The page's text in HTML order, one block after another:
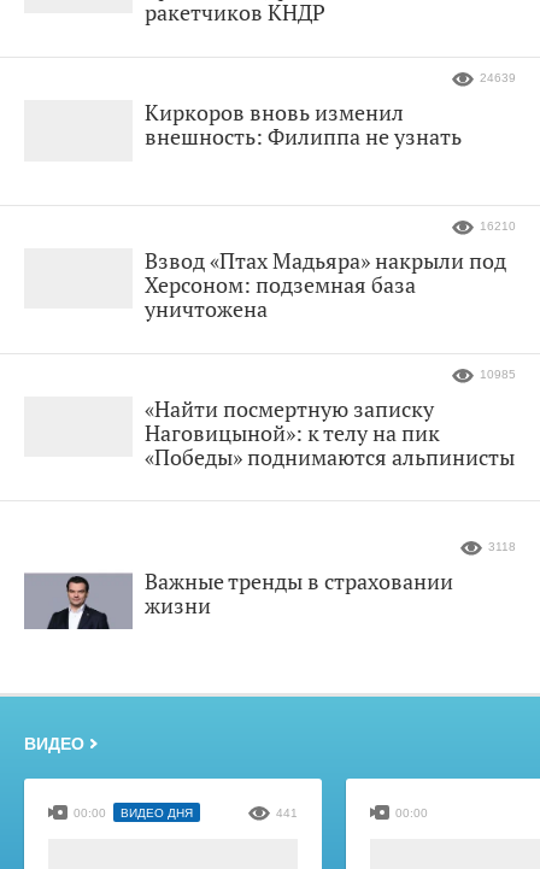
ракетчиков КНДР
Киркоров вновь изменил
внешность: Филиппа не узнать
24639
Взвод «Птах Мадьяра» накрыли под
Херсоном: подземная база
уничтожена
16210
«Найти посмертную записку
Наговицыной»: к телу на пик
«Победы» поднимаются альпинисты
10985
Важные тренды в страховании
жизни
3118
ВИДЕО
00:00 ВИДЕО ДНЯ 441 00:00